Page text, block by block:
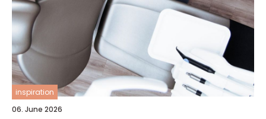
inspiration
06. June 2026